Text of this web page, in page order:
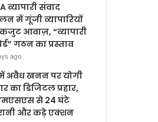
व्यापारी संवाद
में गूंजी व्यापारियों
आवाज़, “व्यापारी
गठन का प्रस्ताव
ago
अवैध खनन पर योगी
का डिजिटल प्रहार,
से 24 घंटे
और कड़े एक्शन